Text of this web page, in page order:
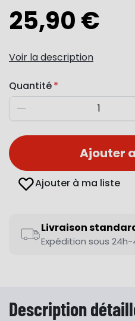
25,90 €
Voir la description
Quantité
Diminuer
Ajouter
Ajouter à ma liste
Livraison
Expédition sous
Description